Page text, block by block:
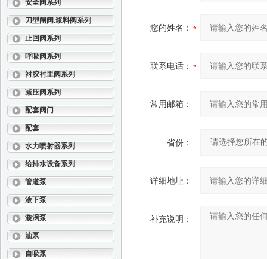
安全阀系列
刀型闸阀.浆料阀系列
止回阀系列
呼吸阀系列
衬胶衬里阀系列
减压阀系列
配套阀门
配套
水力喷射器系列
给排水设备系列
管道泵
液下泵
漩涡泵
油泵
自吸泵
您的姓名：
联系电话：
常用邮箱：
省份：
详细地址：
补充说明：